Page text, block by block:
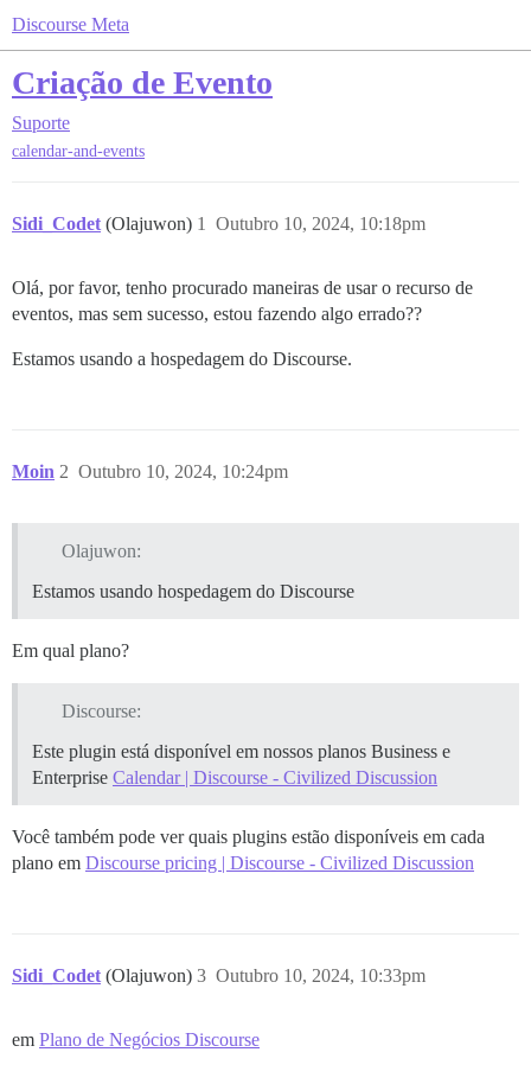
Discourse Meta
Criação de Evento
Suporte
calendar-and-events
Sidi_Codet (Olajuwon) Outubro 10, 2024, 10:18pm
1
Olá, por favor, tenho procurado maneiras de usar o recurso de
eventos, mas sem sucesso, estou fazendo algo errado??
Estamos usando a hospedagem do Discourse.
Moin Outubro 10, 2024, 10:24pm
2
Olajuwon:
Estamos usando hospedagem do Discourse
Em qual plano?
Discourse:
Este plugin está disponível em nossos planos Business e
Enterprise Calendar | Discourse - Civilized Discussion
Você também pode ver quais plugins estão disponíveis em cada
plano em Discourse pricing | Discourse - Civilized Discussion
Sidi_Codet (Olajuwon) Outubro 10, 2024, 10:33pm
3
em Plano de Negócios Discourse